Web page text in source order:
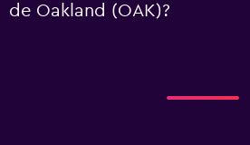
de Oakland (OAK)?